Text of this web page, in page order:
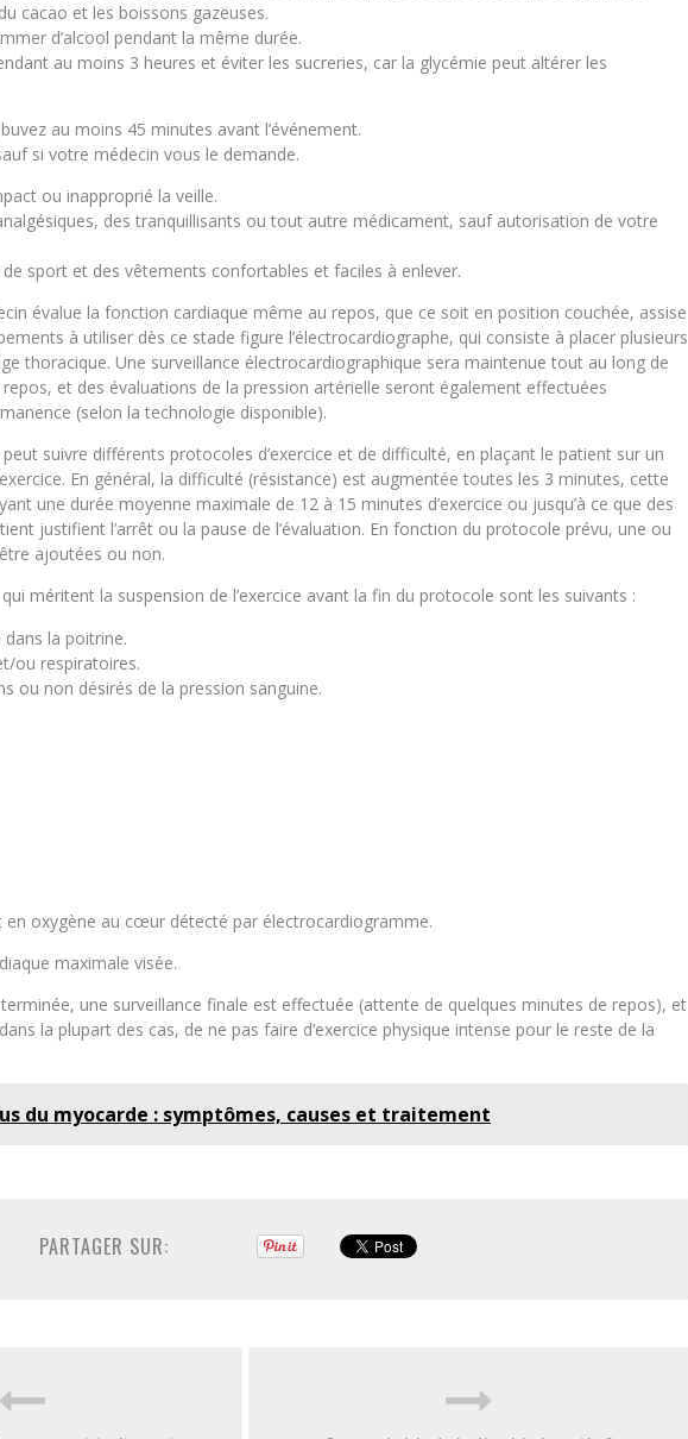
cacao et les boissons gazeuses.
d’alcool pendant la même durée.
au moins 3 heures et éviter les sucreries, car la glycémie peut altérer les
au moins 45 minutes avant l’événement.
si votre médecin vous le demande.
ou inapproprié la veille.
des tranquillisants ou tout autre médicament, sauf autorisation de votre
sport et des vêtements confortables et faciles à enlever.
évalue la fonction cardiaque même au repos, que ce soit en position couchée, assise
à utiliser dès ce stade figure l’électrocardiographe, qui consiste à placer plusieurs
thoracique. Une surveillance électrocardiographique sera maintenue tout au long de
repos, et des évaluations de la pression artérielle seront également effectuées
(selon la technologie disponible).
peut suivre différents protocoles d’exercice et de difficulté, en plaçant le patient sur un
En général, la difficulté (résistance) est augmentée toutes les 3 minutes, cette
une durée moyenne maximale de 12 à 15 minutes d’exercice ou jusqu’à ce que des
justifient l’arrêt ou la pause de l’évaluation. En fonction du protocole prévu, une ou
ajoutées ou non.
méritent la suspension de l’exercice avant la fin du protocole sont les suivants :
la poitrine.
ou respiratoires.
ou non désirés de la pression sanguine.
en oxygène au cœur détecté par électrocardiogramme.
maximale visée.
terminée, une surveillance finale est effectuée (attente de quelques minutes de repos), et
la plupart des cas, de ne pas faire d’exercice physique intense pour le reste de la
du myocarde : symptômes, causes et traitement
PARTAGER SUR: